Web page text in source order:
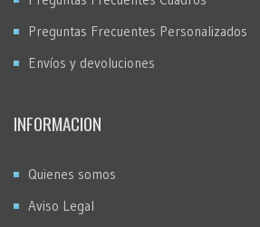
Preguntas Frecuentes Personalizados
Envíos y devoluciones
INFORMACION
Quienes somos
Aviso Legal